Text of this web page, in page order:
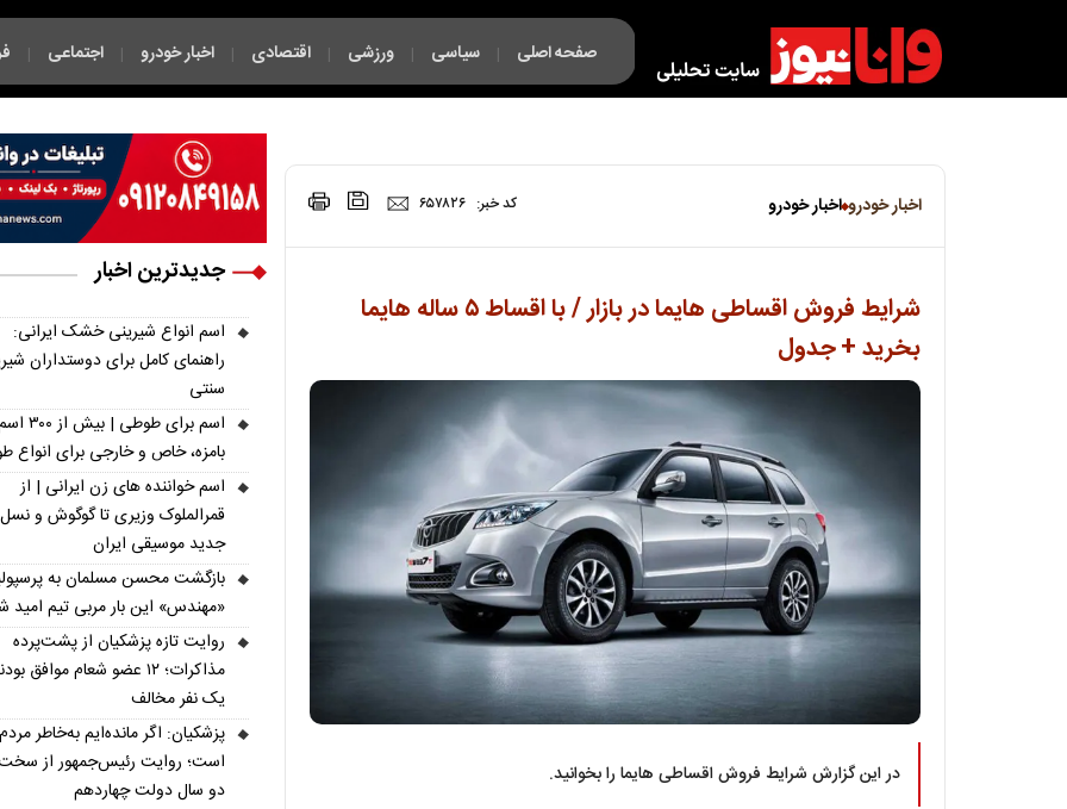
صفحه اصلی | سیاسی | ورزشی | اقتصادی | اخبار خودرو | اجتماعی |
فکت لایف |
اخبار خودرو اخبار خودرو کد خبر: ۶۵۷۸۲۶
شرایط فروش اقساطی هایما در بازار / با اقساط ۵ ساله هایما
بخرید + جدول
در این گزارش شرایط فروش اقساطی هایما را بخوانید.
جدیدترین اخبار
اسم انواع شیرینی خشک ایرانی:
راهنمای کامل برای دوستداران
سنتی
اسم برای
بامزه، خاص و خارجی برای انواع
اسم خواننده های زن ایرانی | از
قمرالملوک وزیری تا گوگوش و نسل
جدید موسیقی ایران
بازگشت محسن مسلمان به
«مهندس» این بار مربی تیم امید
روایت تازه پزشکیان از پشت‌پرده
مذاکرات؛ ۱۲ عضو شعام موافق
یک نفر مخالف
پزشکیان: اگر مانده‌ایم به‌خاطر مردم
است؛ روایت رئیس‌جمهور از
دو سال دولت چهاردهم